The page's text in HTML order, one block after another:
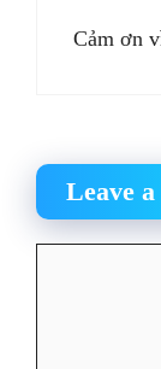
Cảm ơn
Leave